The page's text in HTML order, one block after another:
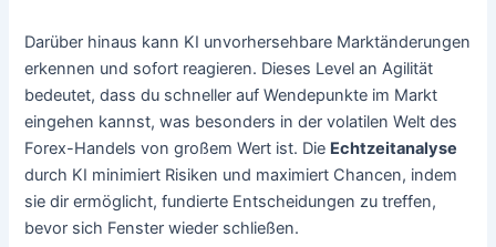
Darüber hinaus kann KI unvorhersehbare Marktänderungen
erkennen und sofort reagieren. Dieses Level an Agilität
bedeutet, dass du schneller auf Wendepunkte im Markt
eingehen kannst, was besonders in der volatilen Welt des
Forex-Handels von großem Wert ist. Die Echtzeitanalyse
durch KI minimiert Risiken und maximiert Chancen, indem
sie dir ermöglicht, fundierte Entscheidungen zu treffen,
bevor sich Fenster wieder schließen.